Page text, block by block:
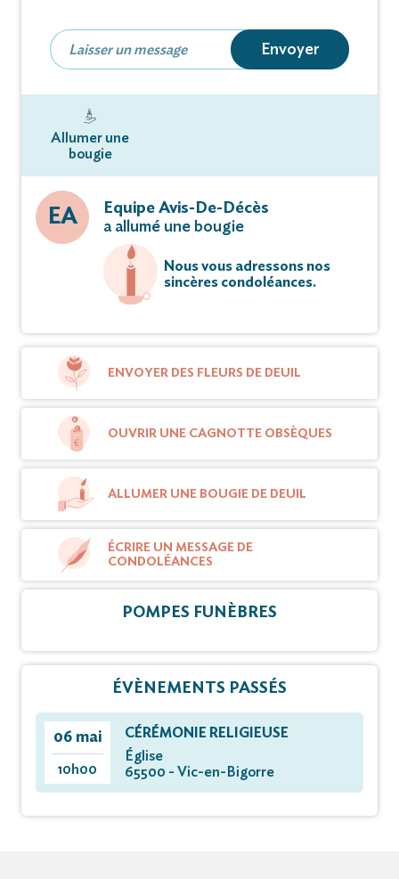
Envoyer
Allumer une
bougie
EA
Equipe Avis-De-Décès
a allumé une bougie
Nous vous adressons nos
sincères condoléances.
ENVOYER DES FLEURS DE DEUIL
OUVRIR UNE CAGNOTTE OBSÈQUES
ALLUMER UNE BOUGIE DE DEUIL
ÉCRIRE UN MESSAGE DE
CONDOLÉANCES
POMPES FUNÈBRES
ÉVÈNEMENTS PASSÉS
06 mai
10h00
CÉRÉMONIE RELIGIEUSE
Église
65500 - Vic-en-Bigorre